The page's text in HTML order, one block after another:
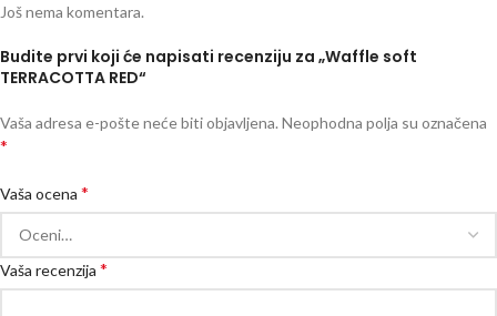
Još nema komentara.
Budite prvi koji će napisati recenziju za „Waffle soft
TERRACOTTA RED“
Vaša adresa e-pošte neće biti objavljena. Neophodna polja su označena
*
Vaša ocena *
Vaša recenzija *